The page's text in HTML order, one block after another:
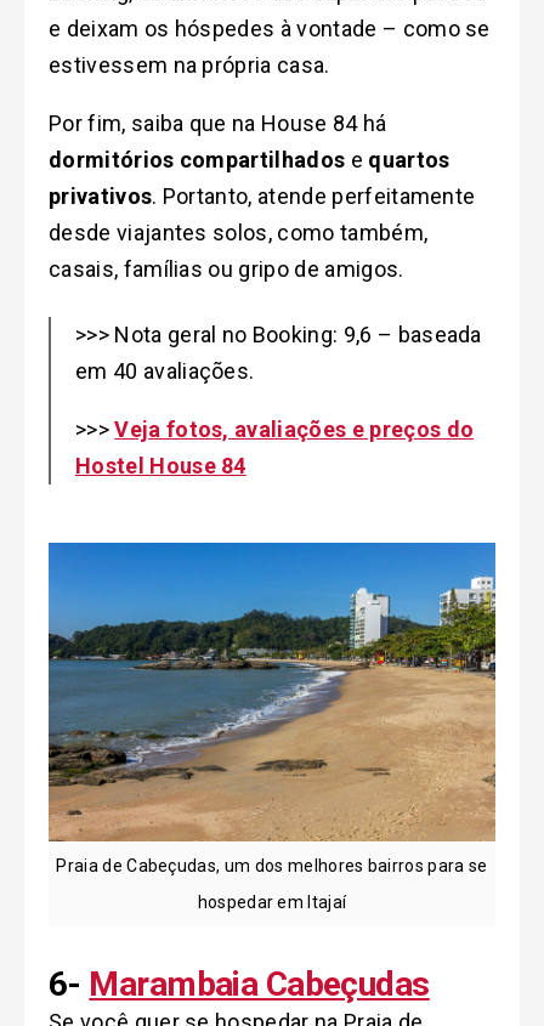
e deixam os hóspedes à vontade – como se
estivessem na própria casa.
Por fim, saiba que na House 84 há
dormitórios compartilhados e quartos
privativos. Portanto, atende perfeitamente
desde viajantes solos, como também,
casais, famílias ou gripo de amigos.
>>> Nota geral no Booking: 9,6 – baseada
em 40 avaliações.
>>>Veja fotos, avaliações e preços do
Hostel House 84
Praia de Cabeçudas, um dos melhores bairros para se
hospedar em Itajaí
6- Marambaia Cabeçudas